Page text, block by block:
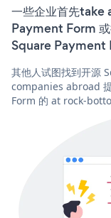
一些企业首先
Payment Form
Square Payment
其他人试图找到开源
companies abroad
Form 的 at rock-